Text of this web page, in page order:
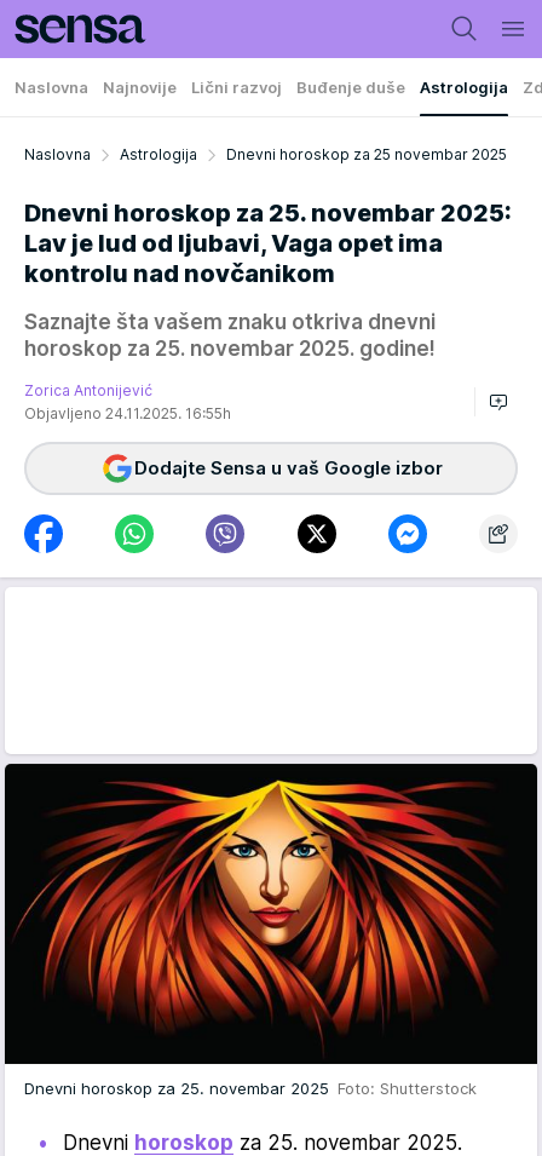
Naslovna Najnovije Lični razvoj Buđenje duše Astrologija
Naslovna Astrologija Dnevni horoskop za 25 novembar 2025
Dnevni horoskop za 25. novembar 2025:
Lav je lud od ljubavi, Vaga opet ima
kontrolu nad novčanikom
Saznajte šta vašem znaku otkriva dnevni
horoskop za 25. novembar 2025. godine!
Zorica Antonijević
Objavljeno 24.11.2025. 16:55h
Dodajte Sensa u vaš Google izbor
Dnevni horoskop za 25. novembar 2025 Foto: Shutterstock
Dnevni horoskop za 25. novembar 2025.